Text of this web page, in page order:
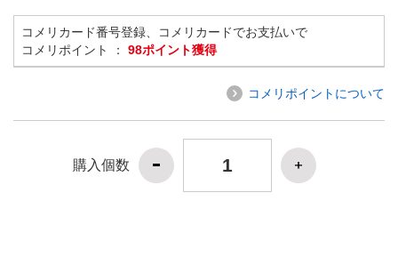
コメリカード番号登録、コメリカードでお支払いで
コメリポイント ： 98ポイント獲得
コメリポイントについて
購入個数